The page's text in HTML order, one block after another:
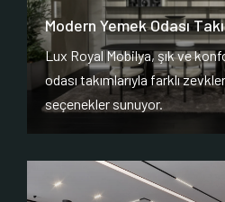
Modern Yemek Odası
Lux Royal Mobilya, şık ve
odası takımlarıyla farklı
seçenekler sunuyor.